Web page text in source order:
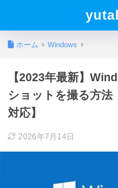
ホーム Windows
【2023年最新】
ショットを撮る方法
対応】
2026年7月14日